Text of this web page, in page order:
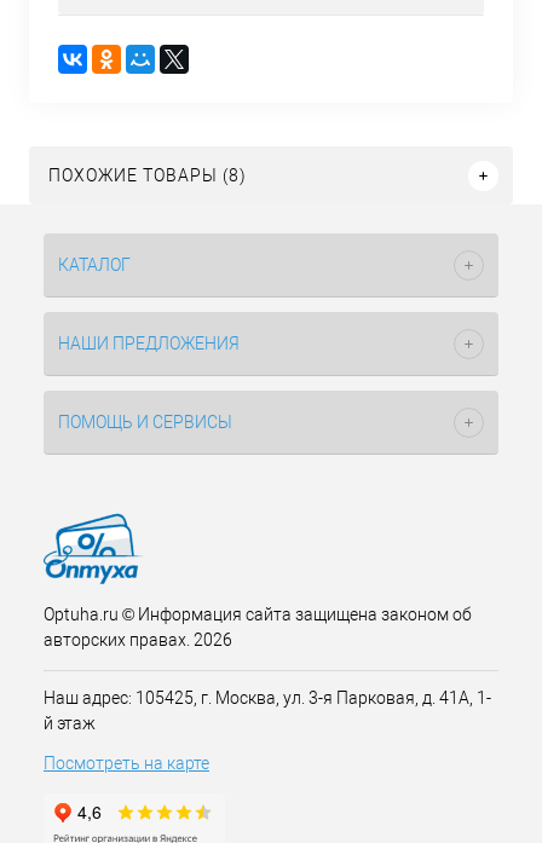
ПОХОЖИЕ ТОВАРЫ (8)
КАТАЛОГ
НАШИ ПРЕДЛОЖЕНИЯ
ПОМОЩЬ И СЕРВИСЫ
Optuha.ru © Информация сайта защищена законом об
авторских правах. 2026
Наш адрес: 105425, г. Москва, ул. 3-я Парковая, д. 41А, 1-
й этаж
Посмотреть на карте